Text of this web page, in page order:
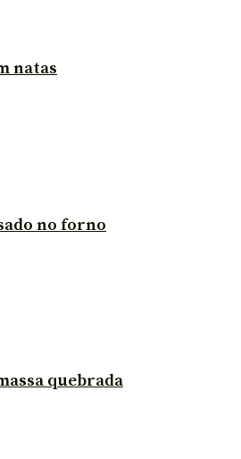
natas
no forno
quebrada